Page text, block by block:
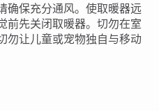
确保充分通风。使取暖器远
前先关闭取暖器。切勿在室
勿让儿童或宠物独自与移动